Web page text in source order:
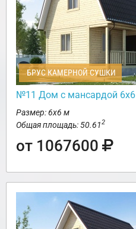
БРУС КАМЕРНОЙ СУШКИ
№11 Дом с мансардой 6х6
Размер: 6х6 м
Общая площадь: 50.612
от 1067600